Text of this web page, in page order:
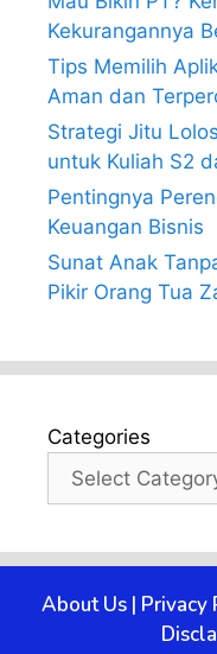
Kekurangannya
Tips Memilih
Aman dan
Strategi Jitu
untuk Kuliah S2
Pentingnya
Keuangan Bisnis
Sunat Anak
Pikir Orang Tua
Categories
About Us| Privacy